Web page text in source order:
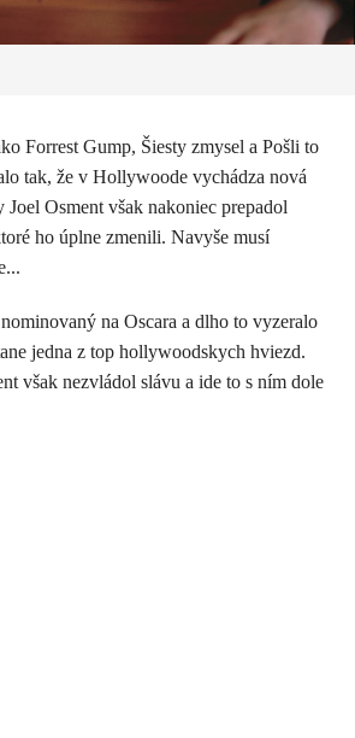
Forrest Gump, Šiesty zmysel a Pošli to
tak, že v Hollywoode vychádza nová
Osment však nakoniec prepadol
ho úplne zmenili. Navyše musí
na Oscara a dlho to vyzeralo
jedna z top hollywoodskych hviezd.
však nezvládol slávu a ide to s ním dole